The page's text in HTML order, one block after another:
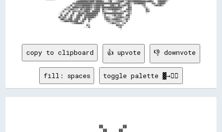
copy to clipboard 👍 upvote 👎 downvote
fill: spaces toggle palette ▓→✊🏽